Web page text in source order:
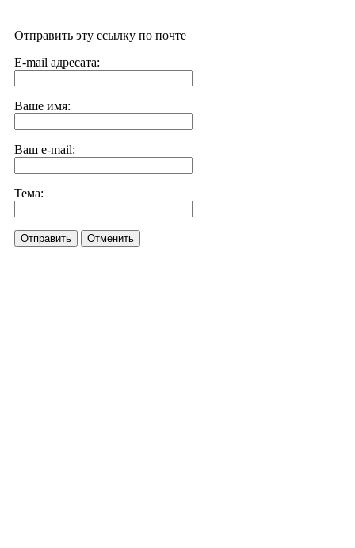
Отправить эту ссылку по почте
E-mail адресата:
Ваше имя:
Ваш e-mail:
Тема:
Отправить Отменить